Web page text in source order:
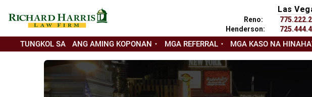
Las
Reno:
Henderson:
TUNGKOL SA ANG AMING KOPONAN MGA REFERRAL MGA KASO NA